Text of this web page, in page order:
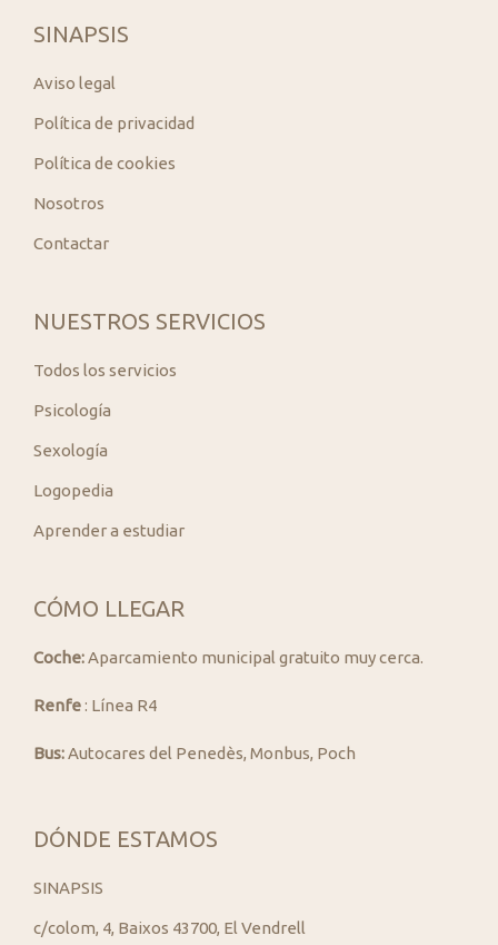
SINAPSIS
Aviso legal
Política de privacidad
Política de cookies
Nosotros
Contactar
NUESTROS SERVICIOS
Todos los servicios
Psicología
Sexología
Logopedia
Aprender a estudiar
CÓMO LLEGAR
Coche:Aparcamiento municipal gratuito muy cerca.
Renfe : Línea R4
Bus:Autocares del Penedès, Monbus, Poch
DÓNDE ESTAMOS
SINAPSIS
c/colom, 4, Baixos 43700, El Vendrell